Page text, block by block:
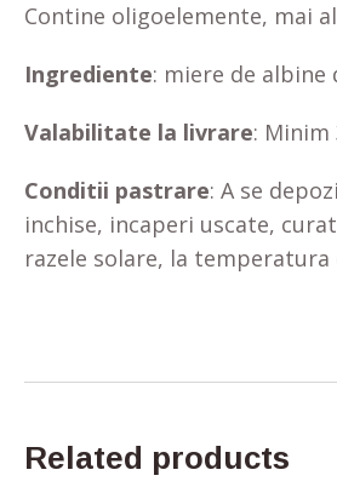
Contine oligoelemente, mai
Ingrediente: miere de albine
Valabilitate la livrare: Minim
Conditii pastrare: A se
inchise, incaperi uscate,
razele solare, la temperatura
Related products